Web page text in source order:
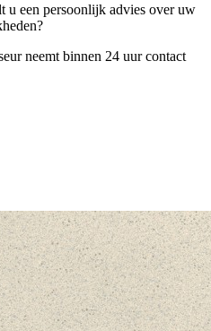
u een persoonlijk advies over uw
neemt binnen 24 uur contact